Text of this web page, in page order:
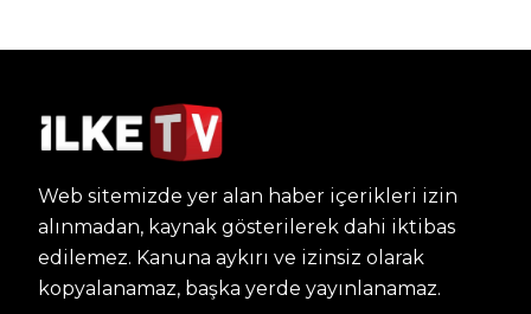
Web sitemizde yer alan haber içerikleri izin
alınmadan, kaynak gösterilerek dahi iktibas
edilemez. Kanuna aykırı ve izinsiz olarak
kopyalanamaz, başka yerde yayınlanamaz.